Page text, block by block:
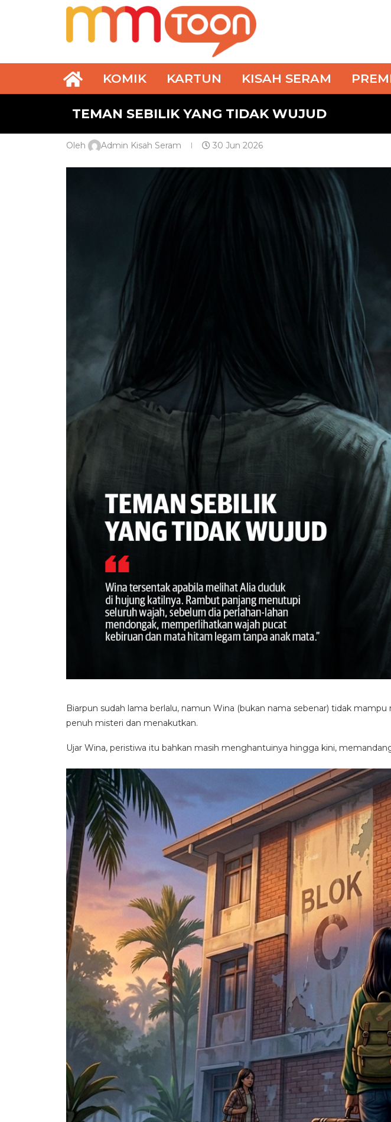
KOMIK KARTUN KISAH SERAM
TEMAN SEBILIK YANG TIDAK WUJUD
Oleh Admin Kisah Seram 30 Jun 2026
Biarpun sudah lama berlalu, namun Wina (bukan nama sebenar) tidak
penuh misteri dan menakutkan.
Ujar Wina, peristiwa itu bahkan masih menghantuinya hingga kini,